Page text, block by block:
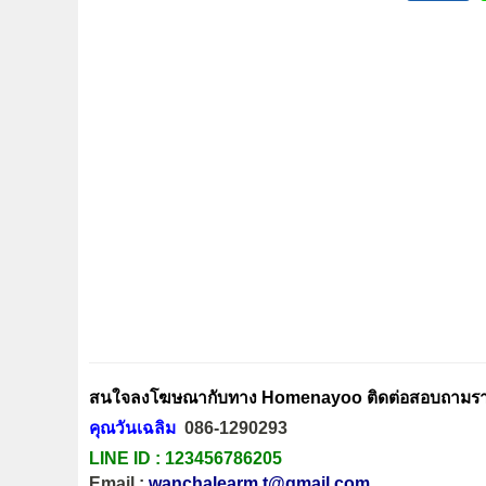
สนใจลงโฆษณากับทาง Homenayoo ติดต่อสอบถามร
คุณวันเฉลิม 086-1290293
LINE ID : 123456786205